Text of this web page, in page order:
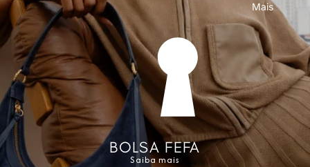
Mais
BOLSA FEFA
Saiba mais